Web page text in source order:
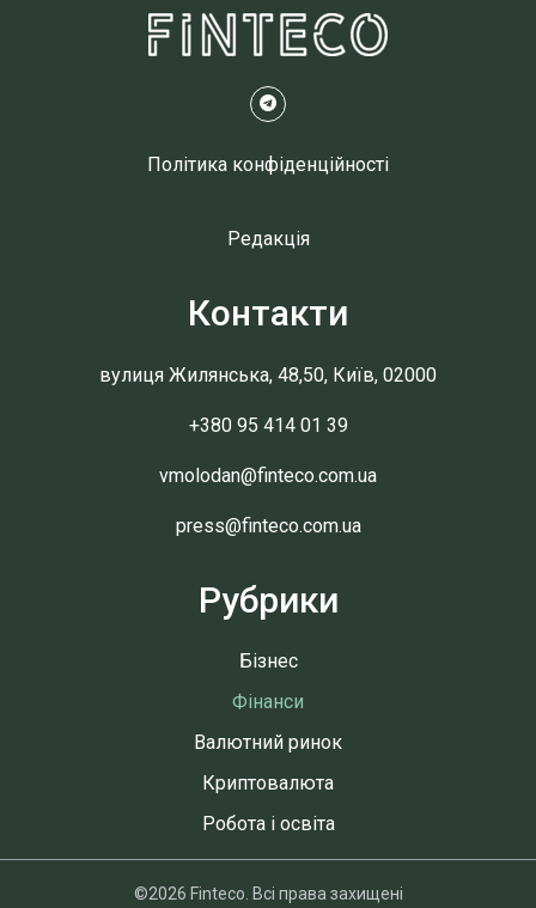
Політика конфіденційності
Редакція
Контакти
вулиця Жилянська, 48,50, Київ, 02000
+380 95 414 01 39
vmolodan@finteco.com.ua
press@finteco.com.ua
Рубрики
Бізнес
Фінанси
Валютний ринок
Криптовалюта
Робота і освіта
©2026 Finteco. Всі права захищені